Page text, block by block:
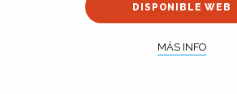
DISPONIBLE WEB
MÁS INFO